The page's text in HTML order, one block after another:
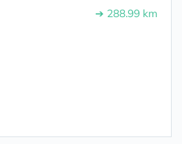
➔ 288.99 km